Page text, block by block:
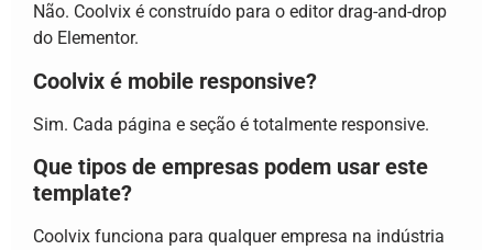
Não. Coolvix é construído para o editor drag-and-drop
do Elementor.
Coolvix é mobile responsive?
Sim. Cada página e seção é totalmente responsive.
Que tipos de empresas podem usar este
template?
Coolvix funciona para qualquer empresa na indústria